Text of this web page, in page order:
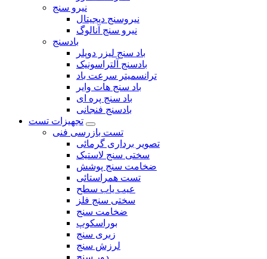
نیرو سنج
نیروسنج دیجیتال
نیرو سنج آنالوگ
بادسنج
باد سنج لیزر دوپلر
بادسنج آلتراسونیک
ترانسمیتر سرعت باد
باد سنج هات وایر
باد سنج پره ای
بادسنج فنجانی
تجهیزات تست
تست بازرسی فنی
تصویر برداری گرمائی
سختی سنج لاستیک
ضخامت سنج پوشش
تست همراستائی
عیب یاب سطح
سختی سنج فلز
ضخامت سنج
بوراسکوپ
زبری سنج
لرزش سنج